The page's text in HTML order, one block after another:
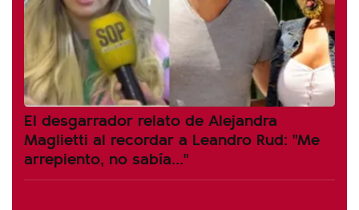
El desgarrador relato de Alejandra
Maglietti al recordar a Leandro Rud: "Me
arrepiento, no sabía..."